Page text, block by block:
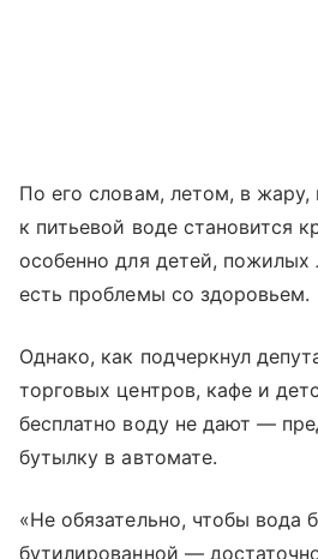
По его словам, летом, в жару,
к питьевой воде становится
особенно для детей, пожилых
есть проблемы со здоровьем.
Однако, как подчеркнул
торговых центров, кафе и
бесплатно воду не дают —
бутылку в автомате.
«Не обязательно, чтобы вода
бутилированной —